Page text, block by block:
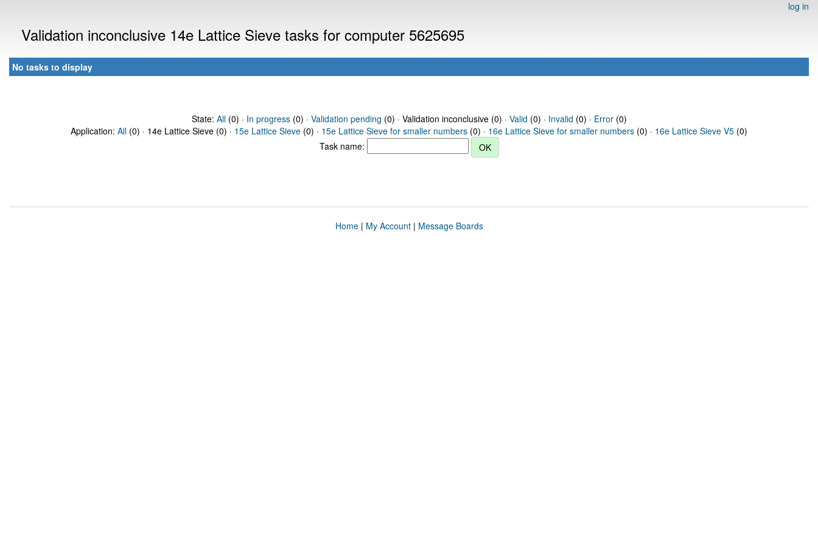
log in
Validation inconclusive 14e Lattice Sieve tasks for computer 5625695
No tasks to display
State: All(0) · In progress(0) · Validation pending (0) · Validation inconclusive (0) · Valid (0) · Invalid (0) · Error(0)
Application: All (0) · 14e Lattice Sieve (0) · 15e Lattice Sieve (0) · 15e Lattice Sieve for smaller numbers (0) · 16e Lattice Sieve for smaller numbers (0) · 16e Lattice Sieve V5 (0)
Task name:
Home| My Account| Message Boards